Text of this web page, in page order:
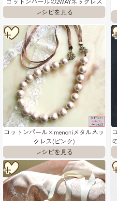
コットンパール×menoniメタルネッ
クレス(ピンク)